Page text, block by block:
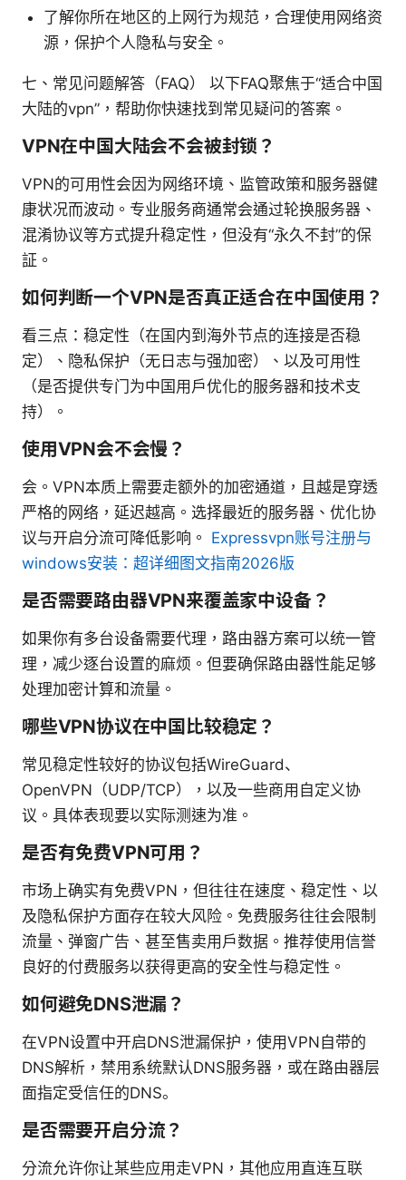
了解你所在地区的上网行为规范，合理使用网络资
源，保护个人隐私与安全。
七、常见问题解答（FAQ） 以下FAQ聚焦于“适合中国
大陆的vpn”，帮助你快速找到常见疑问的答案。
VPN在中国大陆会不会被封锁？
VPN的可用性会因为网络环境、监管政策和服务器健
康状况而波动。专业服务商通常会通过轮换服务器、
混淆协议等方式提升稳定性，但没有“永久不封”的保
証。
如何判断一个VPN是否真正适合在中国使用？
看三点：稳定性（在国内到海外节点的连接是否稳
定）、隐私保护（无日志与强加密）、以及可用性
（是否提供专门为中国用户优化的服务器和技术支
持）。
使用VPN会不会慢？
会。VPN本质上需要走额外的加密通道，且越是穿透
严格的网络，延迟越高。选择最近的服务器、优化协
议与开启分流可降低影响。 Expressvpn账号注册与
windows安装：超详细图文指南2026版
是否需要路由器VPN来覆盖家中设备？
如果你有多台设备需要代理，路由器方案可以统一管
理，减少逐台设置的麻烦。但要确保路由器性能足够
处理加密计算和流量。
哪些VPN协议在中国比较稳定？
常见稳定性较好的协议包括WireGuard、
OpenVPN（UDP/TCP），以及一些商用自定义协
议。具体表现要以实际测速为准。
是否有免费VPN可用？
市场上确实有免费VPN，但往往在速度、稳定性、以
及隐私保护方面存在较大风险。免费服务往往会限制
流量、弹窗广告、甚至售卖用户数据。推荐使用信誉
良好的付费服务以获得更高的安全性与稳定性。
如何避免DNS泄漏？
在VPN设置中开启DNS泄漏保护，使用VPN自带的
DNS解析，禁用系统默认DNS服务器，或在路由器层
面指定受信任的DNS。
是否需要开启分流？
分流允许你让某些应用走VPN，其他应用直连互联